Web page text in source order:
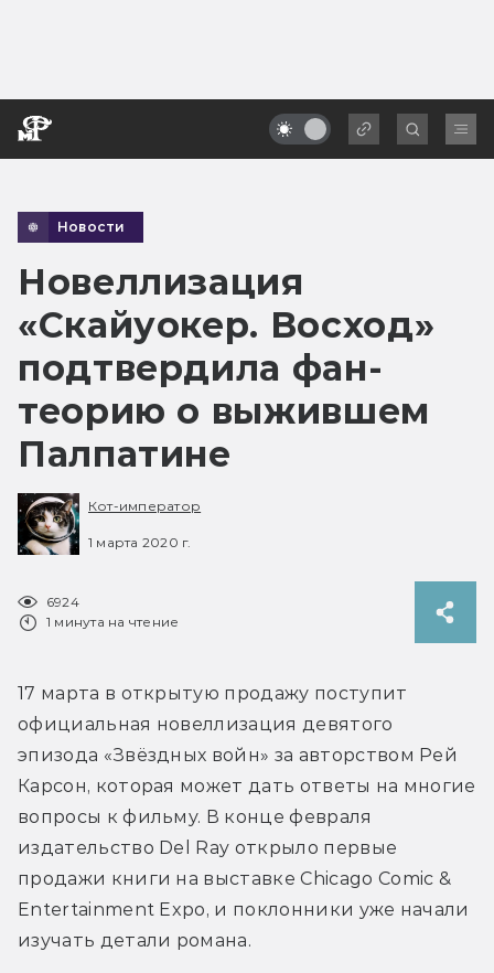
Новости
Новеллизация
«Скайуокер. Восход»
подтвердила фан-
теорию о выжившем
Палпатине
Кот-император
1 марта 2020 г.
6924
1 минута на чтение
17 марта в открытую продажу поступит
официальная новеллизация девятого
эпизода «Звёздных войн» за авторством Рей
Карсон, которая может дать ответы на многие
вопросы к фильму. В конце февраля
издательство Del Ray открыло первые
продажи книги на выставке Chicago Comic &
Entertainment Expo, и поклонники уже начали
изучать детали романа.